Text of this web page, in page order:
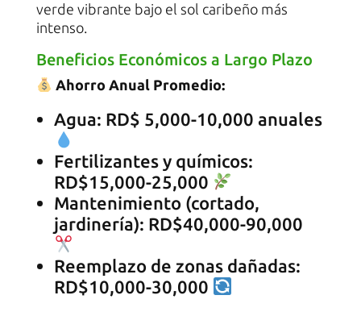
verde vibrante bajo el sol caribeño más
intenso.
Beneficios Económicos a Largo Plazo
Ahorro Anual Promedio:
Agua: RD$ 5,000-10,000 anuales
Fertilizantes y químicos:
RD$15,000-25,000
Mantenimiento (cortado,
jardinería): RD$40,000-90,000
Reemplazo de zonas dañadas:
RD$10,000-30,000